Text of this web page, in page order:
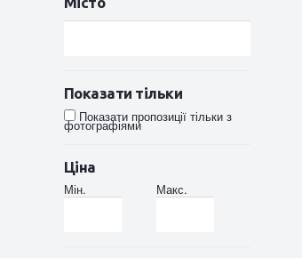
Показати тільки
Показати пропозиції тільки з
фотографіями
Ціна
Мін.
Макс.